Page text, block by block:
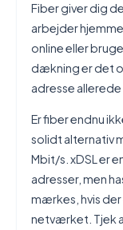
Fiber giver dig
arbejder
online eller
dækning er det
adresse
Er fiber endnu
solidt alternativ
Mbit/s. xDSL er
adresser, men
mærkes, hvis
netværket. Tjek